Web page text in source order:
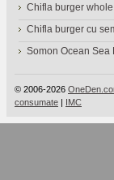
Chifla burger
Chifla burger cu
Somon Ocean Sea
© 2006-2026
consumate | IMC